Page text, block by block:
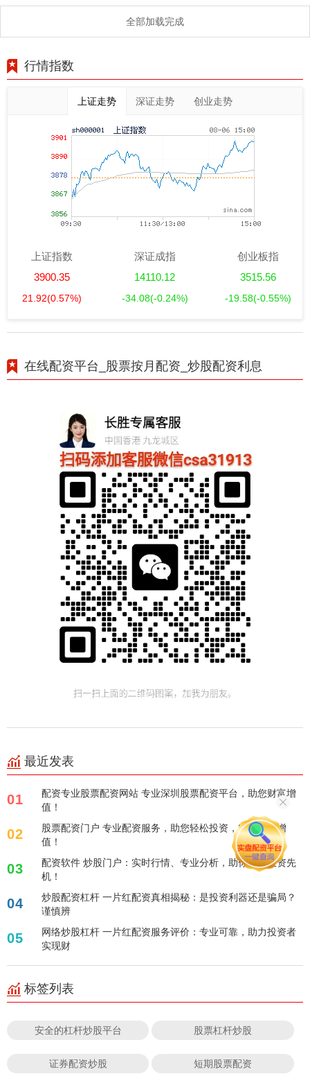
全部加载完成
行情指数
上证走势 深证走势 创业走势
上证指数
3900.35
21.92(0.57%)
深证成指
14110.12
-34.08(-0.24%)
创业板指
3515.56
-19.58(-0.55%)
在线配资平台_股票按月配资_炒股配资利息
最近发表
01
配资专业股票配资网站 专业深圳股票配资平台，助您财富增
值！
02
股票配资门户 专业配资服务，助您轻松投资，实现财富增
值！
03
配资软件 炒股门户：实时行情、专业分析，助你把握投资先
机！
04
炒股配资杠杆 一片红配资真相揭秘：是投资利器还是骗局？
谨慎辨
05
网络炒股杠杆 一片红配资服务评价：专业可靠，助力投资者
实现财
标签列表
安全的杠杆炒股平台 股票杠杆炒股
证券配资炒股 短期股票配资